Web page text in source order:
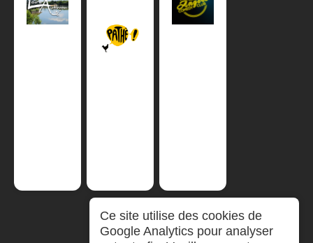
Ce site utilise des cookies de
Google Analytics pour analyser